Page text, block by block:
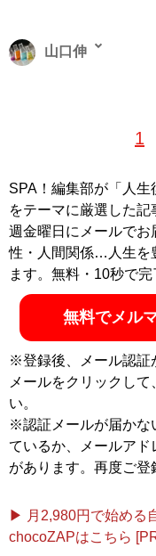
1
山口伸
や都市開発の記事を執筆
書を読むこと。 Twitter
記事一覧へ
SPA！編集部が「人生
をテーマに厳選した
週金曜日にメールでお
性・人間関係…人生を
ます。無料・10秒で完
無料でメル
※登録後、メール認証
メールをクリックし
い。
※認証メールが届かな
ているか、メールアド
があります。再度ご登
▶ 月2,980円で始める
chocoZAPはこちら